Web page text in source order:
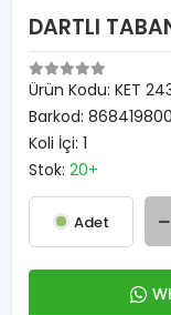
DARTLI
Ürün Kodu: KET
Barkod:
Koli İçi: 1
Stok: 20+
Adet